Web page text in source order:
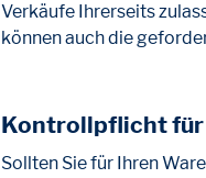
Verkäufe Ihrerseits
können auch die
Kontrollpflicht
Sollten Sie für Ihren